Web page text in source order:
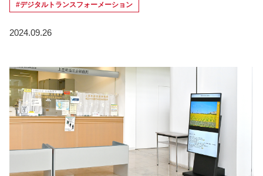
#デジタルトランスフォーメーション
2024.09.26